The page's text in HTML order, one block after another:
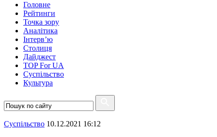
Головне
Рейтинги
Точка зору
Аналітика
Інтерв’ю
Столиця
Дайджест
TOP For UA
Суспiльство
Культура
Суспiльство 10.12.2021 16:12